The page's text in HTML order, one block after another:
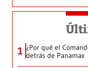
1 ¿Por qué el
detrás de Panamax